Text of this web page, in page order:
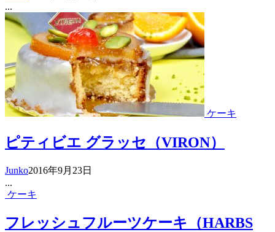
...
ケーキ
ピティビエ グラッセ（VIRON）
Junko2016年9月23日
...
ケーキ
フレッシュフルーツケーキ（HARBS